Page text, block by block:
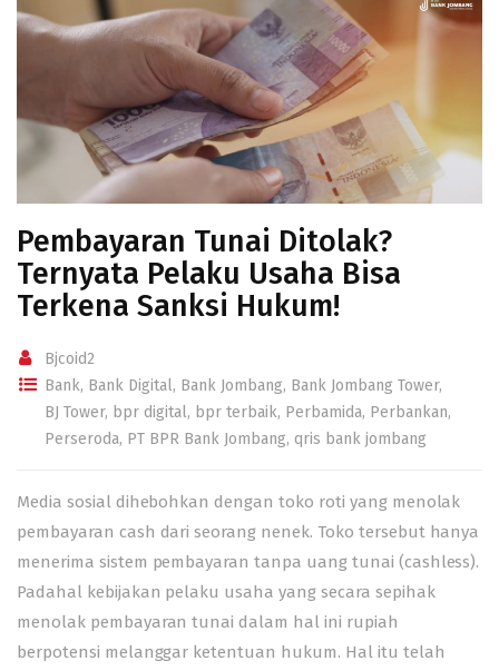
Pembayaran Tunai Ditolak?
Ternyata Pelaku Usaha Bisa
Terkena Sanksi Hukum!
Bjcoid2
Bank, Bank Digital, Bank Jombang, Bank Jombang Tower,
BJ Tower, bpr digital, bpr terbaik, Perbamida, Perbankan,
Perseroda, PT BPR Bank Jombang, qris bank jombang
Media sosial dihebohkan dengan toko roti yang menolak
pembayaran cash dari seorang nenek. Toko tersebut hanya
menerima sistem pembayaran tanpa uang tunai (cashless).
Padahal kebijakan pelaku usaha yang secara sepihak
menolak pembayaran tunai dalam hal ini rupiah
berpotensi melanggar ketentuan hukum. Hal itu telah